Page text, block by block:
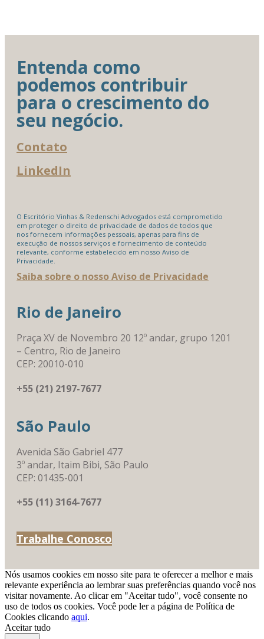
Entenda como
podemos contribuir
para o crescimento do
seu negócio.
Contato
LinkedIn
O Escritório Vinhas & Redenschi Advogados está comprometido
em proteger o direito de privacidade de dados de todos que
nos fornecem informações pessoais, apenas para fins de
execução de nossos serviços e fornecimento de conteúdo
relevante, conforme estabelecido em nosso Aviso de
Privacidade.
Saiba sobre o nosso Aviso de Privacidade
Rio de Janeiro
Praça XV de Novembro 20 12º andar, grupo 1201
– Centro, Rio de Janeiro
CEP: 20010-010
+55 (21) 2197-7677
São Paulo
Avenida São Gabriel 477
3º andar, Itaim Bibi, São Paulo
CEP: 01435-001
+55 (11) 3164-7677
Trabalhe Conosco
Nós usamos cookies em nosso site para te oferecer a melhor e mais
relevante experiência ao lembrar suas preferências quando você nos
visitar novamente. Ao clicar em "Aceitar tudo", você consente no
uso de todos os cookies. Você pode ler a página de Política de
Cookies clicando aqui.
Aceitar tudo